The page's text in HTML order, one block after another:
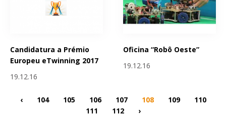
Candidatura a Prémio
Europeu eTwinning 2017
19.12.16
Oficina “Robô Oeste”
19.12.16
‹ 104 105 106 107 108 109
110
111
112 ›